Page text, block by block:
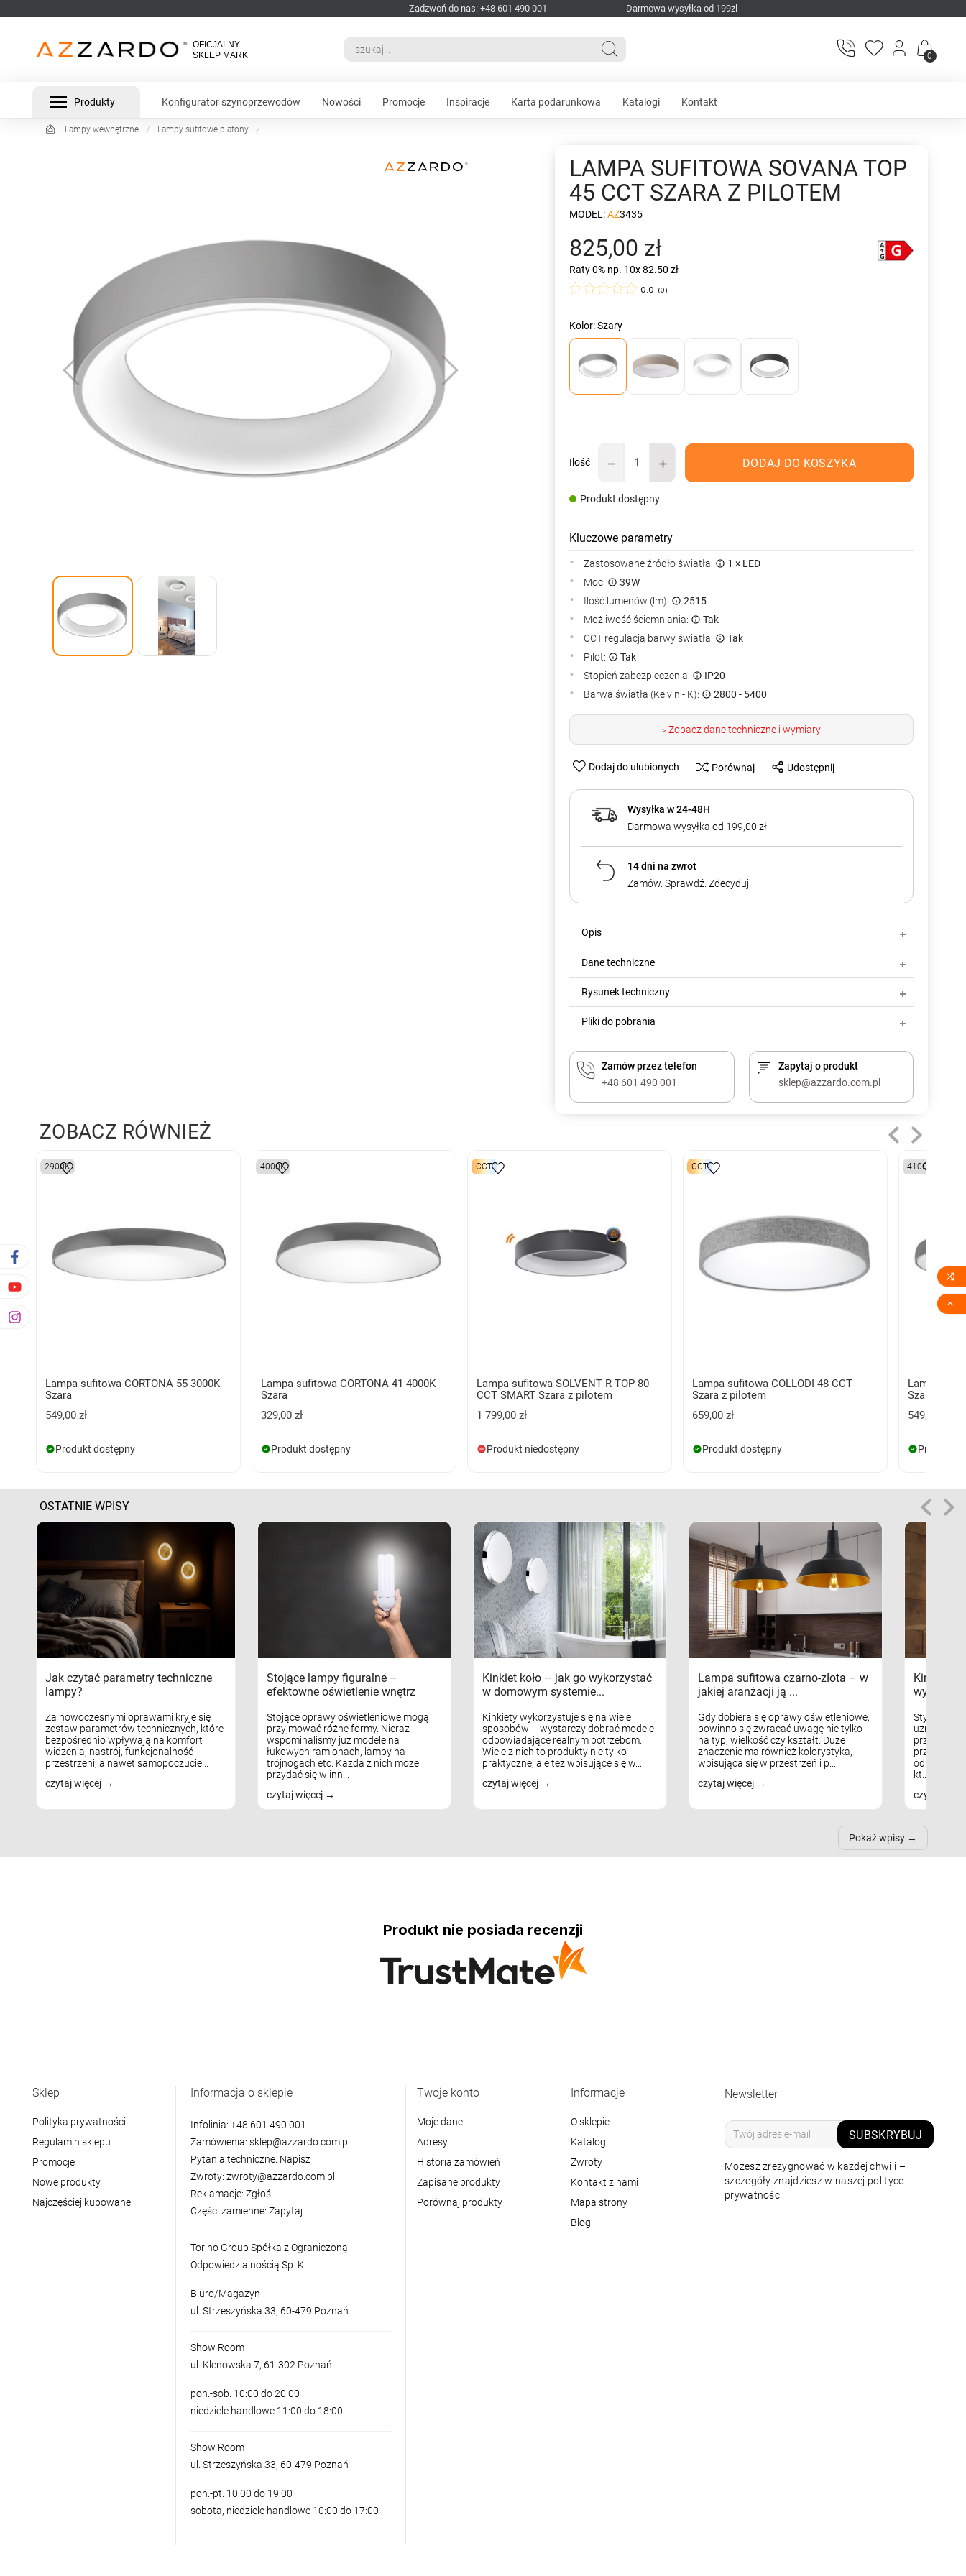
Zadzwoń do nas: +48 601 490 001 Darmowa wysyłka od 199zl
0
Produkty Konfigurator szynoprzewodów Nowości Promocje Inspiracje Karta podarunkowa Katalogi Kontakt
Lampy wewnętrzne Lampy sufitowe plafony
LAMPA SUFITOWA SOVANA TOP
45 CCT SZARA Z PILOTEM
MODEL:AZ3435
825,00 zł
Raty 0% np. 10x 82.50 zł
0.0 (0)
Kolor: Szary
Ilość DODAJ DO KOSZYKA
Produkt dostępny
Kluczowe parametry
Zastosowane źródło światła:
1 × LED
Moc:
39W
Ilość lumenów (lm):
2515
Możliwość ściemniania:
Tak
CCT regulacja barwy światła:
Tak
Pilot:
Tak
Stopień zabezpieczenia:
IP20
Barwa światła (Kelvin - K):
2800 - 5400
> Zobacz dane techniczne i wymiary
Dodaj do ulubionych Porównaj Udostępnij
Wysyłka w 24-48H
Darmowa wysyłka od 199,00 zł
14 dni na zwrot
Zamów. Sprawdź. Zdecyduj.
Opis
Dane techniczne
Rysunek techniczny
Pliki do pobrania
Zamów przez telefon
+48 601 490 001
Zapytaj o produkt
sklep@azzardo.com.pl
ZOBACZ RÓWNIEŻ
2900K
Lampa sufitowa CORTONA 55 3000K
Szara
549,00 zł
Produkt dostępny
4000K
Lampa sufitowa CORTONA 41 4000K
Szara
329,00 zł
Produkt dostępny
CCT
Lampa sufitowa SOLVENT R TOP 80
CCT SMART Szara z pilotem
1 799,00 zł
Produkt niedostępny
CCT
Lampa sufitowa COLLODI 48 CCT
Szara z pilotem
659,00 zł
Produkt dostępny
4100K
Lampa
Szara
549,00 zł
Produkt
OSTATNIE WPISY
Jak czytać parametry techniczne
lampy?
Za nowoczesnymi oprawami kryje się
zestaw parametrów technicznych, które
bezpośrednio wpływają na komfort
widzenia, nastrój, funkcjonalność
przestrzeni, a nawet samopoczucie...
czytaj więcej
Stojące lampy figuralne –
efektowne oświetlenie wnętrz
Stojące oprawy oświetleniowe mogą
przyjmować różne formy. Nieraz
wspominaliśmy już modele na
łukowych ramionach, lampy na
trójnogach etc. Każda z nich może
przydać się w inn...
czytaj więcej
Kinkiet koło – jak go wykorzystać
w domowym systemie...
Kinkiety wykorzystuje się na wiele
sposobów – wystarczy dobrać modele
odpowiadające realnym potrzebom.
Wiele z nich to produkty nie tylko
praktyczne, ale też wpisujące się w...
czytaj więcej
Lampa sufitowa czarno-złota – w
jakiej aranżacji ją ...
Gdy dobiera się oprawy oświetleniowe,
powinno się zwracać uwagę nie tylko
na typ, wielkość czy kształt. Duże
znaczenie ma również kolorystyka,
wpisująca się w przestrzeń i p...
czytaj więcej
Kinkiety
Styl
uznaniem
kt...
czytaj
Pokaż wpisy
Produkt nie posiada recenzji
Sklep
Polityka prywatności
Regulamin sklepu
Promocje
Nowe produkty
Najczęściej kupowane
Informacja o sklepie
Infolinia: +48 601 490 001
Zamówienia: sklep@azzardo.com.pl
Pytania techniczne: Napisz
Zwroty: zwroty@azzardo.com.pl
Reklamacje: Zgłoś
Części zamienne: Zapytaj
Torino Group Spółka z Ograniczoną
Odpowiedzialnością Sp. K.
Biuro/Magazyn
ul. Strzeszyńska 33, 60-479 Poznań
Show Room
ul. Klenowska 7, 61-302 Poznań
pon.-sob. 10:00 do 20:00
niedziele handlowe 11:00 do 18:00
Show Room
ul. Strzeszyńska 33, 60-479 Poznań
pon.-pt. 10:00 do 19:00
sobota, niedziele handlowe 10:00 do 17:00
Twoje konto
Moje dane
Adresy
Historia zamówień
Zapisane produkty
Porównaj produkty
Informacje
O sklepie
Katalog
Zwroty
Kontakt z nami
Mapa strony
Blog
Newsletter
SUBSKRYBUJ
Możesz zrezygnować w każdej chwili –
szczegóły znajdziesz w naszej polityce
prywatności.

